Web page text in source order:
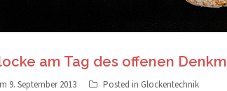
am Tag des offenen
9. September 2013 Posted in Glockentechnik